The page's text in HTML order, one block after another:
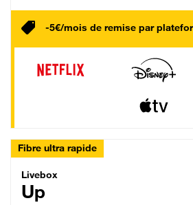
-5€/mois de remise par
Fibre ultra rapide
Livebox Up Fibre
Livebox
Up